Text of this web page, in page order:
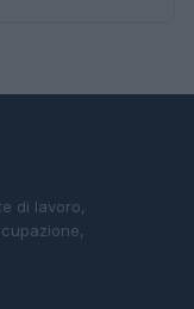
di lavoro,